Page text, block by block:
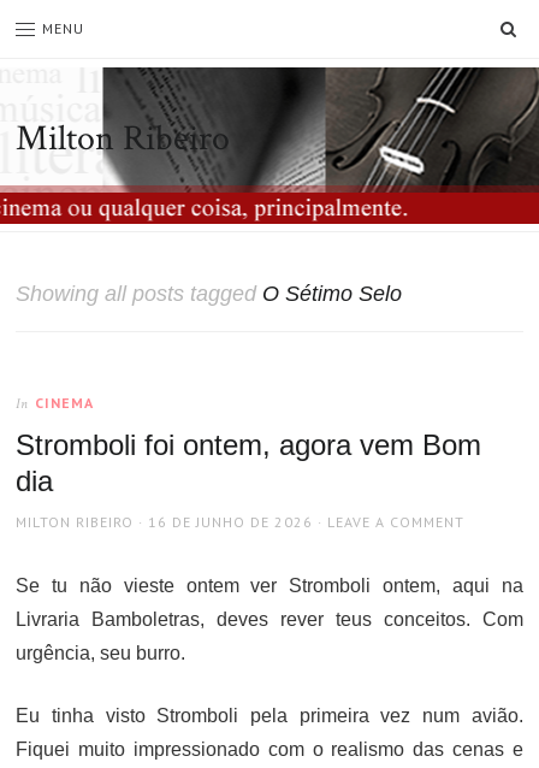
MENU
Milton Ribeiro
Showing all posts tagged O Sétimo Selo
In CINEMA
Stromboli foi ontem, agora vem Bom
dia
AUTHOR
MILTON RIBEIRO
POSTED
16 DE JUNHO DE 2026 LEAVE A COMMENT
Se tu não vieste ontem ver Stromboli ontem, aqui na
Livraria Bamboletras, deves rever teus conceitos. Com
urgência, seu burro.
Eu tinha visto Stromboli pela primeira vez num avião.
Fiquei muito impressionado com o realismo das cenas e